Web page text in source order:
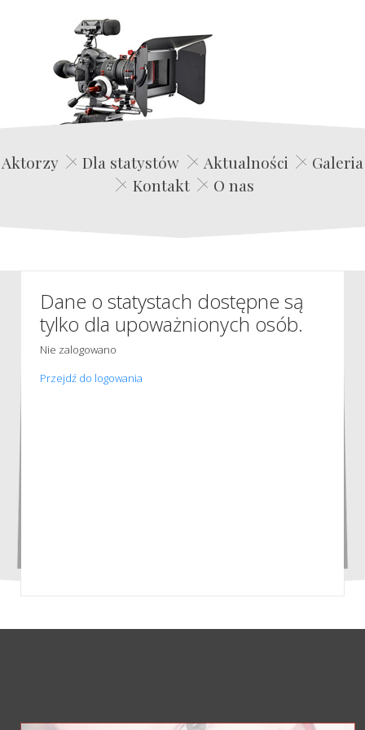
Edwin Film Agencja Aktorska
Aktorzy Dla statystów Aktualności
Galeria
Kontakt
O nas
Dane o statystach dostępne są
tylko dla upoważnionych osób.
Nie zalogowano
Przejdź do logowania